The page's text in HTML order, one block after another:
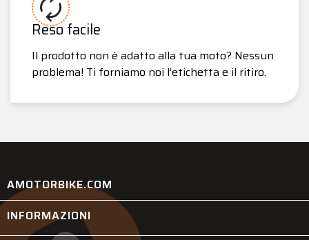
Reso facile
Il prodotto non è adatto alla tua moto? Nessun
problema! Ti forniamo noi l’etichetta e il ritiro.
AMOTORBIKE.COM
INFORMAZIONI